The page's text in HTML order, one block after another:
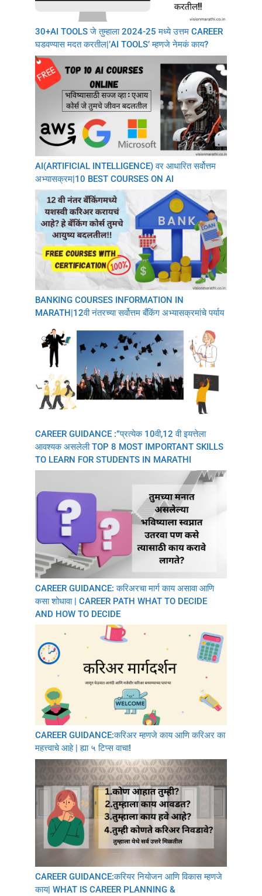
30+AI TOOLS जे तुम्हाला 2024-25 मध्ये उत्तम CAREER
घडवण्यास मदत करतील|’AI TOOLS’ म्हणजे नेमकं काय?
AI(ARTIFICIAL INTELLIGENCE) वर आधारित सर्वोत्तम
अभ्यासक्रम|10 BEST COURSES ON AI
BANKING COURSES INFORMATION IN
MARATH|12वी नंतरच्या सर्वोत्तम बँकिंग अभ्यासक्रमांचे पर्याय
CAREER GUIDANCE :”प्रत्येक 10वी,12 वी इयत्तेला
आवश्यक असलेली TOP 8 MOST IMPORTANT SKILLS
TO LEARN FOR STUDENTS IN MARATHI
CAREER GUIDANCE: करिअरचा मार्ग काय असावा आणि
कसा शोधावा | CAREER PATH WHAT TO DECIDE
AND HOW TO DECIDE
CAREER GUIDANCE:करिअर म्हणजे काय आणि करिअर का
महत्त्वाचे आहे | ह्या ५ टिप्स वाचा!
CAREER GUIDANCE:करियर नियोजन आणि विकास म्हणजे
काय| WHAT IS CAREER PLANNING &